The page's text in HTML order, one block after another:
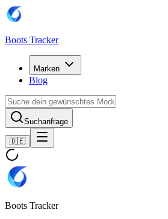
Boots Tracker
Marken
Blog
Suchanfrage
🇩🇪
Boots Tracker